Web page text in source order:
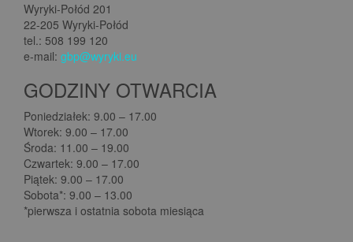
Wyryki-Połód 201
22-205 Wyryki-Połód
tel.: 508 199 120
e-mail: gbp@wyryki.eu
GODZINY OTWARCIA
Poniedziałek: 9.00 – 17.00
Wtorek: 9.00 – 17.00
Środa: 11.00 – 19.00
Czwartek: 9.00 – 17.00
Piątek: 9.00 – 17.00
Sobota*: 9.00 – 13.00
*pierwsza i ostatnia sobota miesiąca